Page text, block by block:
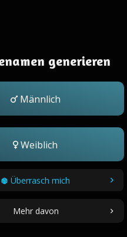
generieren
Männlich
Weiblich
Überrasch mich
Mehr davon